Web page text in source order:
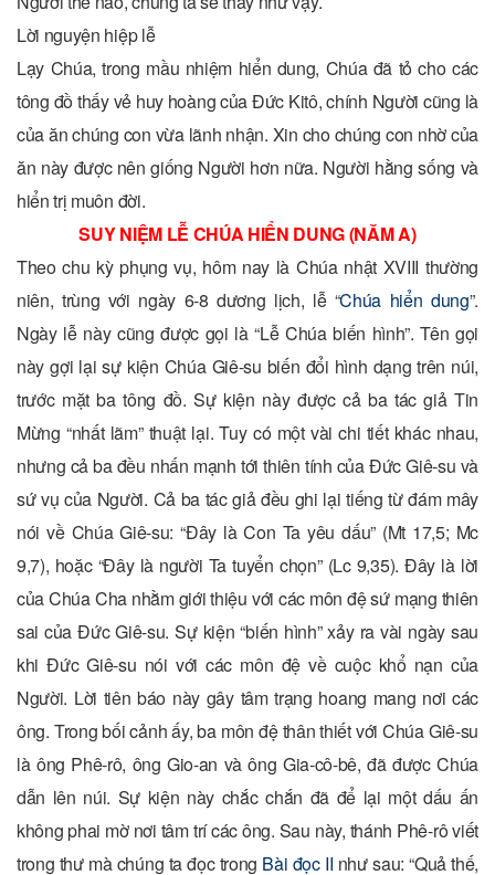
Lời nguyện hiệp lễ
Lạy Chúa, trong mầu nhiệm hiển dung, Chúa đã tỏ cho các
tông đồ thấy vẻ huy hoàng của Ðức Kitô, chính Người cũng là
của ăn chúng con vừa lãnh nhận. Xin cho chúng con nhờ của
ăn này được nên giống Người hơn nữa. Người hằng sống và
hiển trị muôn đời.
SUY NIỆM LỄ CHÚA HIỂN DUNG (NĂM A)
Theo chu kỳ phụng vụ, hôm nay là Chúa nhật XVIII thường
niên, trùng với ngày 6-8 dương lịch, lễ “Chúa hiển dung”.
Ngày lễ này cũng được gọi là “Lễ Chúa biến hình”. Tên gọi
này gợi lại sự kiện Chúa Giê-su biến đổi hình dạng trên núi,
trước mặt ba tông đồ. Sự kiện này được cả ba tác giả Tin
Mừng “nhất lãm” thuật lại. Tuy có một vài chi tiết khác nhau,
nhưng cả ba đều nhấn mạnh tới thiên tính của Đức Giê-su và
sứ vụ của Người. Cả ba tác giả đều ghi lại tiếng từ đám mây
nói về Chúa Giê-su: “Đây là Con Ta yêu dấu” (Mt 17,5; Mc
9,7), hoặc “Đây là người Ta tuyển chọn” (Lc 9,35). Đây là lời
của Chúa Cha nhằm giới thiệu với các môn đệ sứ mạng thiên
sai của Đức Giê-su. Sự kiện “biến hình” xảy ra vài ngày sau
khi Đức Giê-su nói với các môn đệ về cuộc khổ nạn của
Người. Lời tiên báo này gây tâm trạng hoang mang nơi các
ông. Trong bối cảnh ấy, ba môn đệ thân thiết với Chúa Giê-su
là ông Phê-rô, ông Gio-an và ông Gia-cô-bê, đã được Chúa
dẫn lên núi. Sự kiện này chắc chắn đã để lại một dấu ấn
không phai mờ nơi tâm trí các ông. Sau này, thánh Phê-rô viết
trong thư mà chúng ta đọc trong Bài đọc II như sau: “Quả thế,